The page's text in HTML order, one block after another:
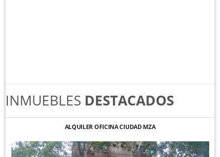
INMUEBLES DESTACADOS
ALQUILER OFICINA CIUDAD MZA